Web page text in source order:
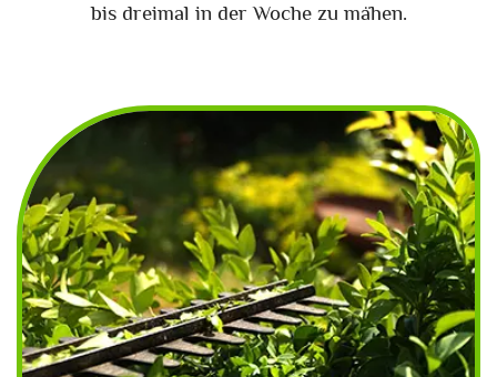
bis dreimal in der Woche zu mähen.